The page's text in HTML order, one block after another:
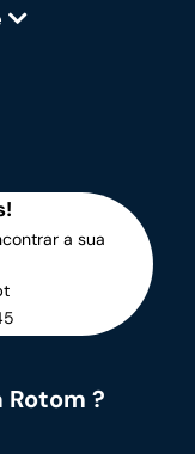
a sua
Rotom ?